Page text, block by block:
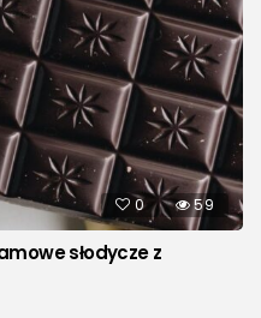
0 59
słodycze z